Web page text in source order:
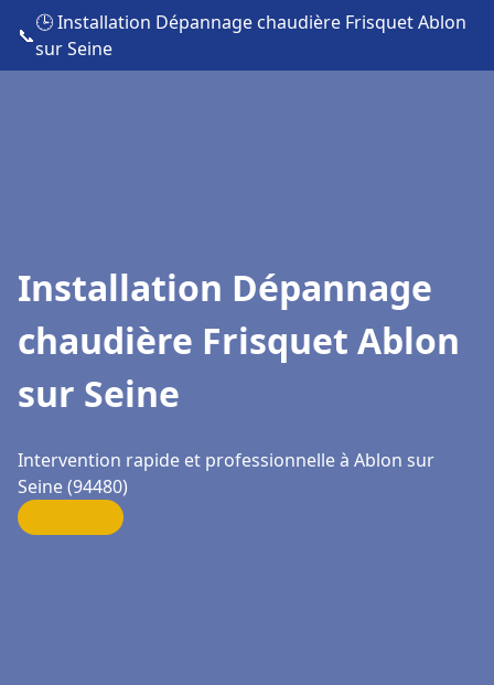
📞
🕒 Installation Dépannage chaudière Frisquet Ablon
sur Seine
Installation Dépannage
chaudière Frisquet Ablon
sur Seine
Intervention rapide et professionnelle à Ablon sur
Seine (94480)